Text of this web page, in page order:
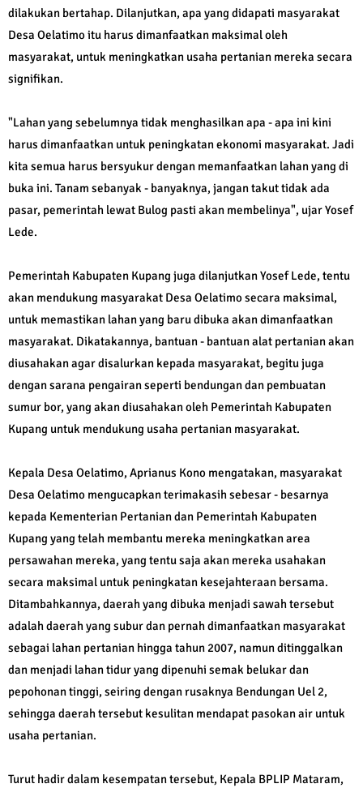
dilakukan bertahap. Dilanjutkan, apa yang didapati masyarakat
Desa Oelatimo itu harus dimanfaatkan maksimal oleh
masyarakat, untuk meningkatkan usaha pertanian mereka secara
signifikan.
"Lahan yang sebelumnya tidak menghasilkan apa - apa ini kini
harus dimanfaatkan untuk peningkatan ekonomi masyarakat. Jadi
kita semua harus bersyukur dengan memanfaatkan lahan yang di
buka ini. Tanam sebanyak - banyaknya, jangan takut tidak ada
pasar, pemerintah lewat Bulog pasti akan membelinya", ujar Yosef
Lede.
Pemerintah Kabupaten Kupang juga dilanjutkan Yosef Lede, tentu
akan mendukung masyarakat Desa Oelatimo secara maksimal,
untuk memastikan lahan yang baru dibuka akan dimanfaatkan
masyarakat. Dikatakannya, bantuan - bantuan alat pertanian akan
diusahakan agar disalurkan kepada masyarakat, begitu juga
dengan sarana pengairan seperti bendungan dan pembuatan
sumur bor, yang akan diusahakan oleh Pemerintah Kabupaten
Kupang untuk mendukung usaha pertanian masyarakat.
Kepala Desa Oelatimo, Aprianus Kono mengatakan, masyarakat
Desa Oelatimo mengucapkan terimakasih sebesar - besarnya
kepada Kementerian Pertanian dan Pemerintah Kabupaten
Kupang yang telah membantu mereka meningkatkan area
persawahan mereka, yang tentu saja akan mereka usahakan
secara maksimal untuk peningkatan kesejahteraan bersama.
Ditambahkannya, daerah yang dibuka menjadi sawah tersebut
adalah daerah yang subur dan pernah dimanfaatkan masyarakat
sebagai lahan pertanian hingga tahun 2007, namun ditinggalkan
dan menjadi lahan tidur yang dipenuhi semak belukar dan
pepohonan tinggi, seiring dengan rusaknya Bendungan Uel 2,
sehingga daerah tersebut kesulitan mendapat pasokan air untuk
usaha pertanian.
Turut hadir dalam kesempatan tersebut, Kepala BPLIP Mataram,